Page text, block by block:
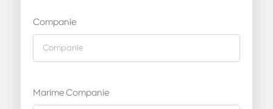
Companie
Marime Companie